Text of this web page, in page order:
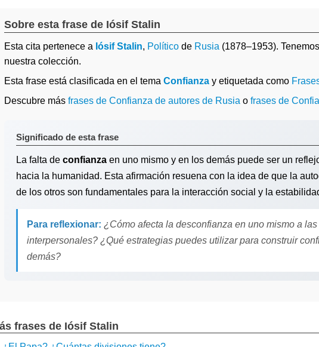
Sobre esta frase de Iósif Stalin
Esta cita pertenece a Iósif Stalin, Político de Rusia (1878–1953). Tenemos
nuestra colección.
Esta frase está clasificada en el tema Confianza y etiquetada como
Descubre más frases de Confianza de autores de Rusia o frases de
Significado de esta frase
La falta de confianza en uno mismo y en los demás puede ser un
hacia la humanidad. Esta afirmación resuena con la idea de que la
de los otros son fundamentales para la interacción social y la
Para reflexionar: ¿Cómo afecta la desconfianza en uno mismo a
interpersonales? ¿Qué estrategias puedes utilizar para construir
demás?
frases de Iósif Stalin